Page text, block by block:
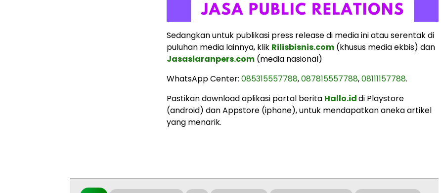
Sedangkan untuk publikasi press release di media ini atau serentak di
puluhan media lainnya, klik Rilisbisnis.com (khusus media ekbis) dan
Jasasiaranpers.com (media nasional)
WhatsApp Center: 085315557788,087815557788,08111157788.
Pastikan download aplikasi portal berita Hallo.iddi Playstore
(android) dan Appstore (iphone), untuk mendapatkan aneka artikel
yang menarik.